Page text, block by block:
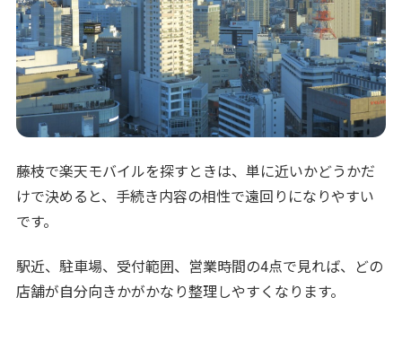
藤枝で楽天モバイルを探すときは、単に近いかどうかだ
けで決めると、手続き内容の相性で遠回りになりやすい
です。
駅近、駐車場、受付範囲、営業時間の4点で見れば、どの
店舗が自分向きかがかなり整理しやすくなります。